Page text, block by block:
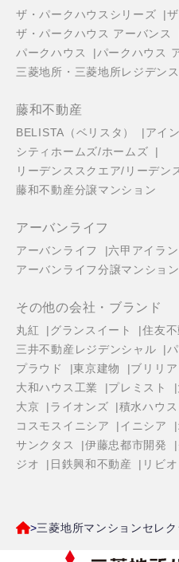
ザ・パークハウスシリーズ
ザ・パークハウス アーバンス
パークハウス
パークハウス
三菱地所・三菱地所レジデン
藤和不動産
BELISTA（ベリスタ）
アイ
シティホームズ/ホームズ
リーデンススクエア/リーデン
藤和不動産分譲マンション
アーバンライフ
アーバンライフ
六甲アイラ
アーバンライフ分譲マンション
その他の会社・ブランド
丸紅 グランスイート 住友
三井不動産レジデンシャル
プラウド
東京建物 ブリリア
大和ハウス工業
プレミスト
大京
ライオンズ 積水ハウス
コスモスイニシア
イニシア
サンクタス
伊藤忠都市開発
ジオ
日鉄興和不動産 リビオ
三菱地所マンションセレ